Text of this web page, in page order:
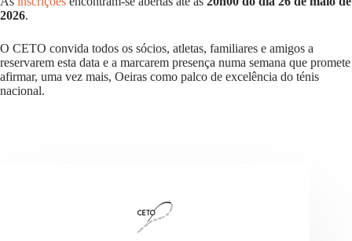
2026.
O CETO convida todos os sócios, atletas, familiares e amigos a
reservarem esta data e a marcarem presença numa semana que promete
afirmar, uma vez mais, Oeiras como palco de excelência do ténis
nacional.